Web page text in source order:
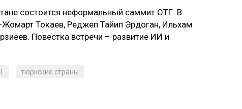
состоится неформальный саммит ОТГ. В
Токаев, Реджеп Тайип Эрдоган, Ильхам
Повестка встречи – развитие ИИ и
тюркские страны